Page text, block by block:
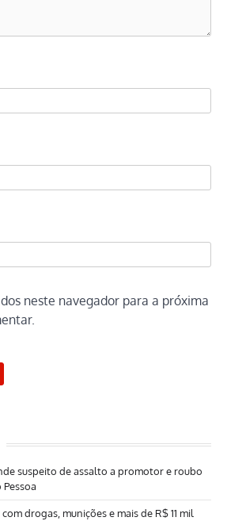
neste navegador para a próxima
suspeito de assalto a promotor e roubo
Pessoa
drogas, munições e mais de R$ 11 mil